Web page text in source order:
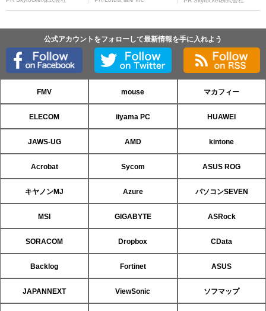
公式アカウントをフォローして最新情報を手に入れよう
FMV mouse マカフィー
ELECOM iiyama PC HUAWEI
JAWS-UG AMD kintone
Acrobat Sycom ASUS ROG
キヤノンMJ Azure パソコンSEVEN
MSI GIGABYTE ASRock
SORACOM Dropbox CData
Backlog Fortinet ASUS
JAPANNEXT ViewSonic ソフマップ